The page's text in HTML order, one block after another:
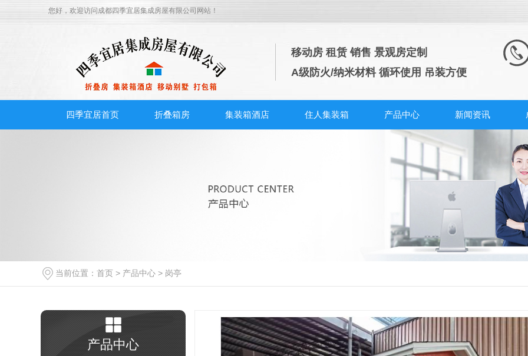
您好，欢迎访问 成都四季宜居集成房屋有限公司 网站！
移动房 租赁 销售 景观房定制
A级防火/纳米材料 循环使用 吊装方便
四季宜居首页 折叠箱房 集装箱酒店 住人集装箱 产品中心 新闻资讯
当前位置： 首页 > 产品中心 > 岗亭
产品中心